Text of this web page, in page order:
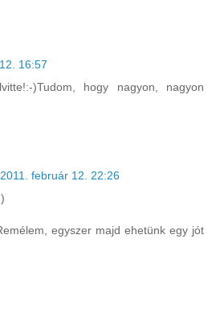
16:57
)Tudom, hogy nagyon, nagyon
2011. február 12. 22:26
egyszer majd ehetünk egy jót